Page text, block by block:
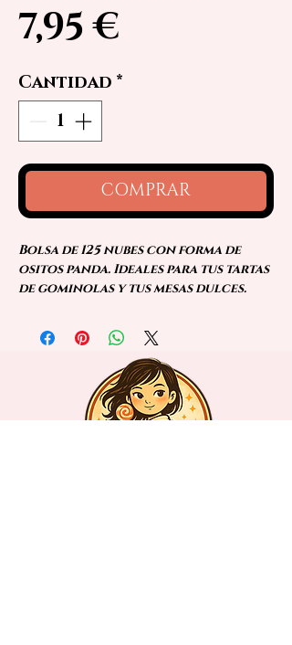
7,95 €
Cantidad *
COMPRAR
Bolsa de 125 nubes con forma de
ositos panda. Ideales para tus tartas
de gominolas y tus mesas dulces.